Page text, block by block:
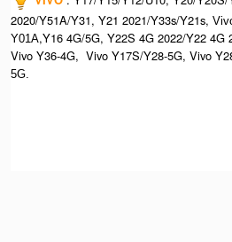
2020/Y51A/Y31, Y21 2021/Y33s/Y21s,
Y01A,Y16 4G/5G, Y22S 4G 2022/Y22 4G
Vivo Y36-4G, Vivo Y17S/Y28-5G, Vivo
5G.